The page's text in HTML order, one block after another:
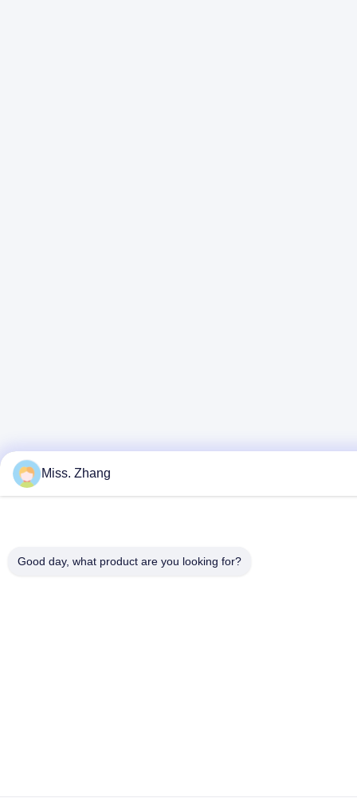
Miss. Zhang
Good day, what product are you looking for?